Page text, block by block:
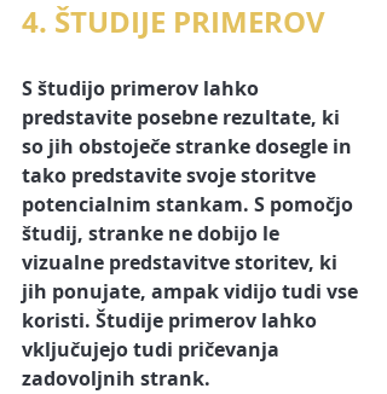
4. ŠTUDIJE PRIMEROV
S študijo primerov lahko
predstavite posebne rezultate, ki
so jih obstoječe stranke dosegle in
tako predstavite svoje storitve
potencialnim stankam. S pomočjo
študij, stranke ne dobijo le
vizualne predstavitve storitev, ki
jih ponujate, ampak vidijo tudi vse
koristi. Študije primerov lahko
vključujejo tudi pričevanja
zadovoljnih strank.